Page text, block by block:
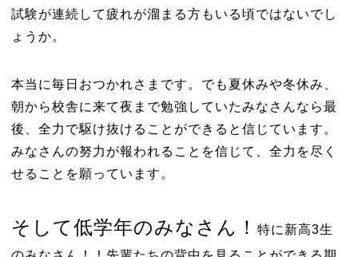
試験が連続して疲れが溜まる方もいる頃ではないでし
ょうか。
本当に毎日おつかれさまです。でも夏休みや冬休み、
朝から校舎に来て夜まで勉強していたみなさんなら最
後、全力で駆け抜けることができると信じています。
みなさんの努力が報われることを信じて、全力を尽く
せることを願っています。
そして低学年のみなさん！
特に新高3生